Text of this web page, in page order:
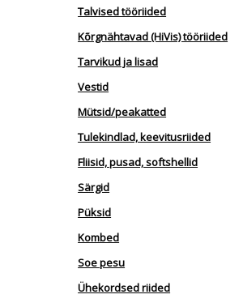
Talvised tööriided
Kõrgnähtavad (HiVis) tööriided
Tarvikud ja lisad
Vestid
Mütsid/peakatted
Tulekindlad, keevitusriided
Fliisid, pusad, softshellid
Särgid
Püksid
Kombed
Soe pesu
Ühekordsed riided